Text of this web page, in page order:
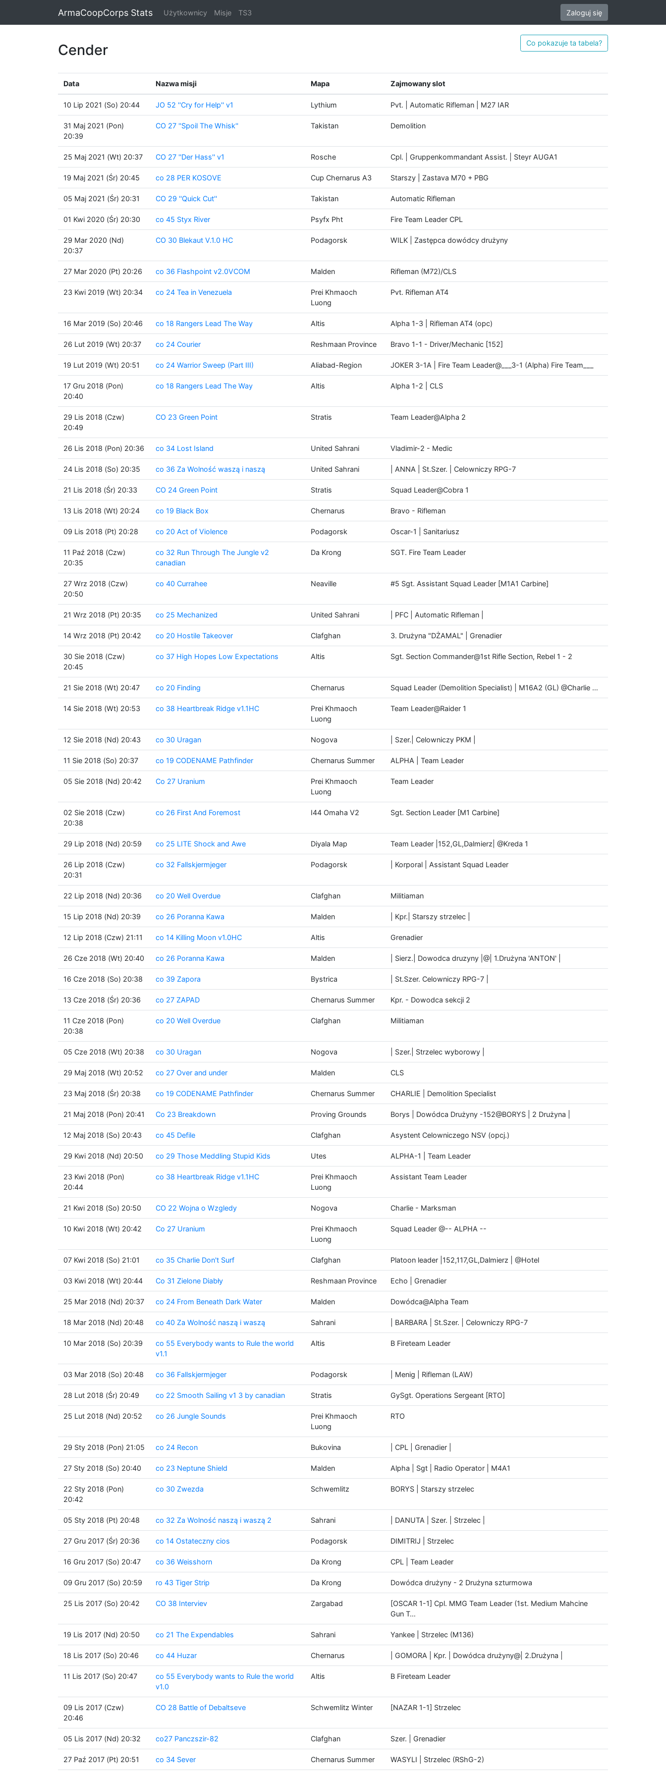
ArmaCoopCorps Stats Użytkownicy Misje TS3 Zaloguj się
Cender Co pokazuje ta tabela?
Data Nazwa misji Mapa Zajmowany slot
10 Lip 2021 (So) 20:44 JO 52 ''Cry for Help'' v1 Lythium Pvt. | Automatic Rifleman | M27 IAR
31 Maj 2021 (Pon)
20:39
CO 27 ''Spoil The Whisk'' Takistan Demolition
25 Maj 2021 (Wt) 20:37 CO 27 ''Der Hass'' v1 Rosche Cpl. | Gruppenkommandant Assist. | Steyr AUGA1
19 Maj 2021 (Śr) 20:45 co 28 PER KOSOVE Cup Chernarus A3 Starszy | Zastava M70 + PBG
05 Maj 2021 (Śr) 20:31 CO 29 ''Quick Cut'' Takistan Automatic Rifleman
01 Kwi 2020 (Śr) 20:30 co 45 Styx River Psyfx Pht Fire Team Leader CPL
29 Mar 2020 (Nd)
20:37
CO 30 Blekaut V.1.0 HC Podagorsk WILK | Zastępca dowódcy drużyny
27 Mar 2020 (Pt) 20:26 co 36 Flashpoint v2.0VCOM Malden Rifleman (M72)/CLS
23 Kwi 2019 (Wt) 20:34 co 24 Tea in Venezuela
Prei Khmaoch
Luong
Pvt. Rifleman AT4
16 Mar 2019 (So) 20:46 co 18 Rangers Lead The Way Altis Alpha 1-3 | Rifleman AT4 (opc)
26 Lut 2019 (Wt) 20:37 co 24 Courier Reshmaan Province Bravo 1-1 - Driver/Mechanic [152]
19 Lut 2019 (Wt) 20:51 co 24 Warrior Sweep (Part III) Aliabad-Region JOKER 3-1A | Fire Team Leader@___3-1 (Alpha) Fire Team___
17 Gru 2018 (Pon)
20:40
co 18 Rangers Lead The Way Altis Alpha 1-2 | CLS
29 Lis 2018 (Czw)
20:49
CO 23 Green Point Stratis Team Leader@Alpha 2
26 Lis 2018 (Pon) 20:36 co 34 Lost Island United Sahrani Vladimir-2 - Medic
24 Lis 2018 (So) 20:35 co 36 Za Wolność waszą i naszą United Sahrani | ANNA | St.Szer. | Celowniczy RPG-7
21 Lis 2018 (Śr) 20:33 CO 24 Green Point Stratis Squad Leader@Cobra 1
13 Lis 2018 (Wt) 20:24 co 19 Black Box Chernarus Bravo - Rifleman
09 Lis 2018 (Pt) 20:28 co 20 Act of Violence Podagorsk Oscar-1 | Sanitariusz
11 Paź 2018 (Czw)
20:35
co 32 Run Through The Jungle v2
canadian
Da Krong SGT. Fire Team Leader
27 Wrz 2018 (Czw)
20:50
co 40 Currahee Neaville #5 Sgt. Assistant Squad Leader [M1A1 Carbine]
21 Wrz 2018 (Pt) 20:35 co 25 Mechanized United Sahrani | PFC | Automatic Rifleman |
14 Wrz 2018 (Pt) 20:42 co 20 Hostile Takeover Clafghan 3. Drużyna "DŻAMAL" | Grenadier
30 Sie 2018 (Czw)
20:45
co 37 High Hopes Low Expectations Altis Sgt. Section Commander@1st Rifle Section, Rebel 1 - 2
21 Sie 2018 (Wt) 20:47 co 20 Finding Chernarus Squad Leader (Demolition Specialist) | M16A2 (GL) @Charlie …
14 Sie 2018 (Wt) 20:53 co 38 Heartbreak Ridge v1.1HC
Prei Khmaoch
Luong
Team Leader@Raider 1
12 Sie 2018 (Nd) 20:43 co 30 Uragan Nogova | Szer.| Celowniczy PKM |
11 Sie 2018 (So) 20:37 co 19 CODENAME Pathfinder Chernarus Summer ALPHA | Team Leader
05 Sie 2018 (Nd) 20:42 Co 27 Uranium
Prei Khmaoch
Luong
Team Leader
02 Sie 2018 (Czw)
20:38
co 26 First And Foremost I44 Omaha V2 Sgt. Section Leader [M1 Carbine]
29 Lip 2018 (Nd) 20:59 co 25 LITE Shock and Awe Diyala Map Team Leader |152,GL,Dalmierz| @Kreda 1
26 Lip 2018 (Czw)
20:31
co 32 Fallskjermjeger Podagorsk | Korporal | Assistant Squad Leader
22 Lip 2018 (Nd) 20:36 co 20 Well Overdue Clafghan Militiaman
15 Lip 2018 (Nd) 20:39 co 26 Poranna Kawa Malden | Kpr.| Starszy strzelec |
12 Lip 2018 (Czw) 21:11 co 14 Killing Moon v1.0HC Altis Grenadier
26 Cze 2018 (Wt) 20:40 co 26 Poranna Kawa Malden | Sierz.| Dowodca druzyny |@| 1.Drużyna 'ANTON' |
16 Cze 2018 (So) 20:38 co 39 Zapora Bystrica | St.Szer. Celowniczy RPG-7 |
13 Cze 2018 (Śr) 20:36 co 27 ZAPAD Chernarus Summer Kpr. - Dowodca sekcji 2
11 Cze 2018 (Pon)
20:38
co 20 Well Overdue Clafghan Militiaman
05 Cze 2018 (Wt) 20:38 co 30 Uragan Nogova | Szer.| Strzelec wyborowy |
29 Maj 2018 (Wt) 20:52 co 27 Over and under Malden CLS
23 Maj 2018 (Śr) 20:38 co 19 CODENAME Pathfinder Chernarus Summer CHARLIE | Demolition Specialist
21 Maj 2018 (Pon) 20:41 Co 23 Breakdown Proving Grounds Borys | Dowódca Drużyny -152@BORYS | 2 Drużyna |
12 Maj 2018 (So) 20:43 co 45 Defile Clafghan Asystent Celowniczego NSV (opcj.)
29 Kwi 2018 (Nd) 20:50 co 29 Those Meddling Stupid Kids Utes ALPHA-1 | Team Leader
23 Kwi 2018 (Pon)
20:44
co 38 Heartbreak Ridge v1.1HC
Prei Khmaoch
Luong
Assistant Team Leader
21 Kwi 2018 (So) 20:50 CO 22 Wojna o Wzgledy Nogova Charlie - Marksman
10 Kwi 2018 (Wt) 20:42 Co 27 Uranium
Prei Khmaoch
Luong
Squad Leader @-- ALPHA --
07 Kwi 2018 (So) 21:01 co 35 Charlie Don't Surf Clafghan Platoon leader |152,117,GL,Dalmierz | @Hotel
03 Kwi 2018 (Wt) 20:44 Co 31 Zielone Diabły Reshmaan Province Echo | Grenadier
25 Mar 2018 (Nd) 20:37 co 24 From Beneath Dark Water Malden Dowódca@Alpha Team
18 Mar 2018 (Nd) 20:48 co 40 Za Wolność naszą i waszą Sahrani | BARBARA | St.Szer. | Celowniczy RPG-7
10 Mar 2018 (So) 20:39
co 55 Everybody wants to Rule the world
v1.1
Altis B Fireteam Leader
03 Mar 2018 (So) 20:48 co 36 Fallskjermjeger Podagorsk | Menig | Rifleman (LAW)
28 Lut 2018 (Śr) 20:49 co 22 Smooth Sailing v1 3 by canadian Stratis GySgt. Operations Sergeant [RTO]
25 Lut 2018 (Nd) 20:52 co 26 Jungle Sounds
Prei Khmaoch
Luong
RTO
29 Sty 2018 (Pon) 21:05 co 24 Recon Bukovina | CPL | Grenadier |
27 Sty 2018 (So) 20:40 co 23 Neptune Shield Malden Alpha | Sgt | Radio Operator | M4A1
22 Sty 2018 (Pon)
20:42
co 30 Zwezda Schwemlitz BORYS | Starszy strzelec
05 Sty 2018 (Pt) 20:48 co 32 Za Wolność naszą i waszą 2 Sahrani | DANUTA | Szer. | Strzelec |
27 Gru 2017 (Śr) 20:36 co 14 Ostateczny cios Podagorsk DIMITRIJ | Strzelec
16 Gru 2017 (So) 20:47 co 36 Weisshorn Da Krong CPL | Team Leader
09 Gru 2017 (So) 20:59 ro 43 Tiger Strip Da Krong Dowódca drużyny - 2 Drużyna szturmowa
25 Lis 2017 (So) 20:42 CO 38 Interviev Zargabad
[OSCAR 1-1] Cpl. MMG Team Leader (1st. Medium Mahcine
Gun T…
19 Lis 2017 (Nd) 20:50 co 21 The Expendables Sahrani Yankee | Strzelec (M136)
18 Lis 2017 (So) 20:46 co 44 Huzar Chernarus | GOMORA | Kpr. | Dowódca drużyny@| 2.Drużyna |
11 Lis 2017 (So) 20:47
co 55 Everybody wants to Rule the world
v1.0
Altis B Fireteam Leader
09 Lis 2017 (Czw)
20:46
CO 28 Battle of Debaltseve Schwemlitz Winter [NAZAR 1-1] Strzelec
05 Lis 2017 (Nd) 20:32 co27 Panczszir-82 Clafghan Szer. | Grenadier
27 Paź 2017 (Pt) 20:51 co 34 Sever Chernarus Summer WASYLI | Strzelec (RShG-2)